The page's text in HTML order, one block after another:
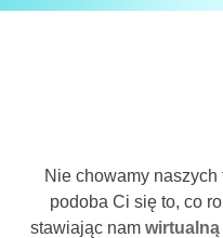
Nie chowamy
podoba Ci się to, co
stawiając nam wirtualną